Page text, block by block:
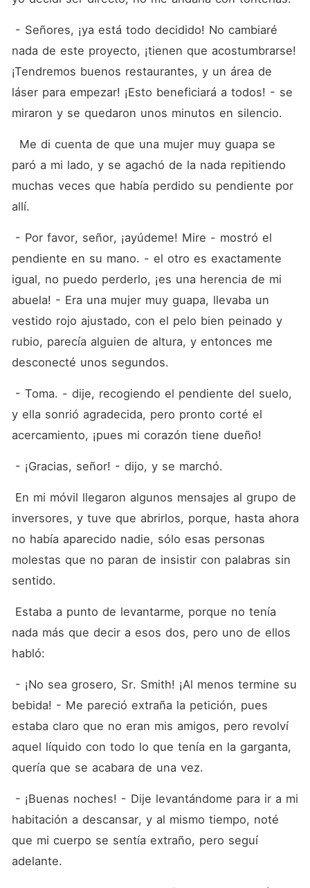
nada de este proyecto, ¡tienen que acostumbrarse!
¡Tendremos buenos restaurantes, y un área de
láser para empezar! ¡Esto beneficiará a todos! - se
miraron y se quedaron unos minutos en silencio.
paró a mi lado, y se agachó de la nada repitiendo
muchas veces que había perdido su pendiente por
allí.
pendiente en su mano. - el otro es exactamente
igual, no puedo perderlo, ¡es una herencia de mi
abuela! - Era una mujer muy guapa, llevaba un
vestido rojo ajustado, con el pelo bien peinado y
rubio, parecía alguien de altura, y entonces me
desconecté unos segundos.
y ella sonrió agradecida, pero pronto corté el
acercamiento, ¡pues mi corazón tiene dueño!
- ¡Gracias, señor! - dijo, y se marchó.
inversores, y tuve que abrirlos, porque, hasta ahora
no había aparecido nadie, sólo esas personas
molestas que no paran de insistir con palabras sin
sentido.
nada más que decir a esos dos, pero uno de ellos
habló:
bebida! - Me pareció extraña la petición, pues
estaba claro que no eran mis amigos, pero revolví
aquel líquido con todo lo que tenía en la garganta,
quería que se acabara de una vez.
habitación a descansar, y al mismo tiempo, noté
que mi cuerpo se sentía extraño, pero seguí
adelante.